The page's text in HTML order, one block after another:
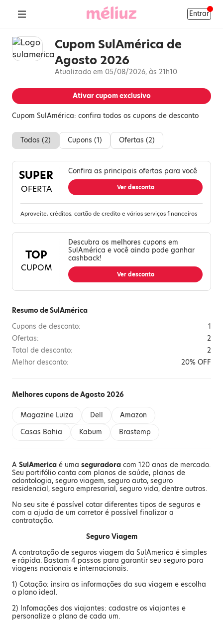
Entrar
Cupom SulAmérica de
Agosto 2026
Atualizado em 05/08/2026, às 21h10
Ativar cupom exclusivo
Cupom SulAmérica: confira todos os cupons de desconto
Todos (2) Cupons (1) Ofertas (2)
SUPER
OFERTA
Confira as principais ofertas para você
Ver desconto
Aproveite, créditos, cartão de credito e vários serviços financeiros
TOP
CUPOM
Descubra os melhores cupons em
SulAmérica e você ainda pode ganhar
cashback!
Ver desconto
Resumo de SulAmérica
Cupons de desconto:
1
Ofertas:
2
Total de desconto:
2
Melhor desconto:
20% OFF
Melhores cupons de Agosto 2026
Magazine Luiza Dell
Amazon
Casas Bahia
Kabum Brastemp
A SulAmerica é uma seguradora com 120 anos de mercado.
Seu portifólio conta com planos de saúde, planos de
odontologia, seguro viagem, seguro auto, seguro
residencial, seguro empresarial, seguro vida, dentre outros.
No seu site é possível cotar diferentes tipos de seguros e
com a ajuda de um corretor é possível finalizar a
contratação.
Seguro Viagem
A contratação de seguros viagem da SulAmerica é simples
e rápida. Bastam 4 passos para garantir seu seguro para
viagens nacionais e internacionais.
1) Cotação: insira as informações da sua viagem e escolha
o plano ideal.
2) Infomações dos viajantes: cadastre os viajantes e
personalize o plano de cada um.